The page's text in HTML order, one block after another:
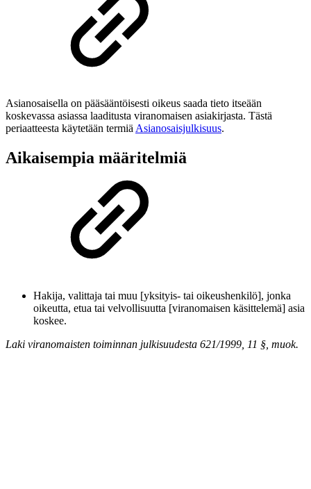
Asianosaisella on pääsääntöisesti oikeus saada tieto itseään
koskevassa asiassa laaditusta viranomaisen asiakirjasta. Tästä
periaatteesta käytetään termiäAsianosaisjulkisuus.
Aikaisempia määritelmiä
Hakija, valittaja tai muu [yksityis- tai oikeushenkilö], jonka
oikeutta, etua tai velvollisuutta [viranomaisen käsittelemä] asia
koskee.
Laki viranomaisten toiminnan julkisuudesta 621/1999, 11 §, muok.